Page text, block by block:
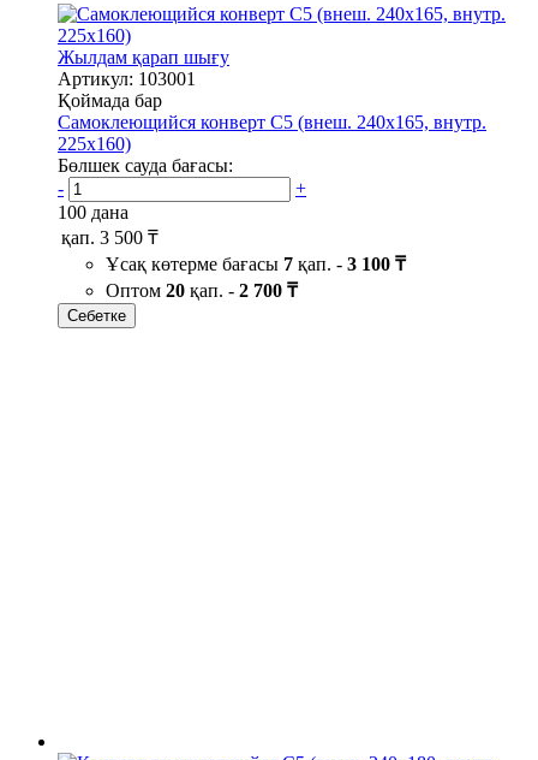
Жылдам қарап шығу
Артикул: 103001
Қоймада бар
Самоклеющийся конверт С5 (внеш. 240х165, внутр.
225х160)
Бөлшек сауда бағасы:
-
+
100 дана
қап. 3 500 ₸
Ұсақ көтерме бағасы 7 қап. - 3 100 ₸
Оптом 20 қап. - 2 700 ₸
Себетке